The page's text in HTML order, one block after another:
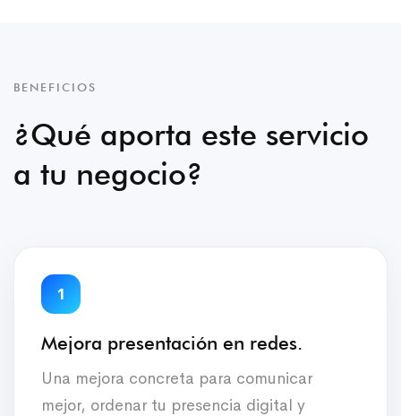
BENEFICIOS
¿Qué aporta este servicio
a tu negocio?
1
Mejora presentación en redes.
Una mejora concreta para comunicar
mejor, ordenar tu presencia digital y